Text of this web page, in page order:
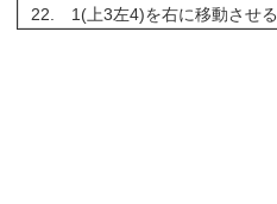
22. 1(上3左4)を右に移動させる